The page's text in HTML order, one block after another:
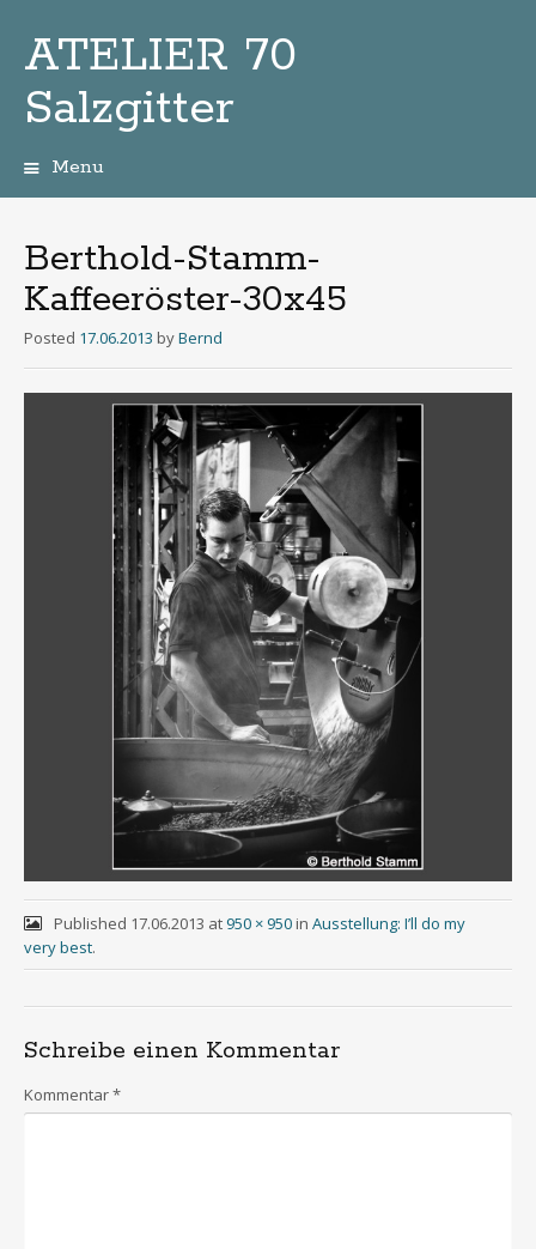
ATELIER 70
Salzgitter
Menu
Berthold-Stamm-
Kaffeeröster-30x45
Posted 17.06.2013 byBernd
Published 17.06.2013 at950 × 950in Ausstellung: I’ll do my
very best.
Schreibe einen Kommentar
Kommentar*